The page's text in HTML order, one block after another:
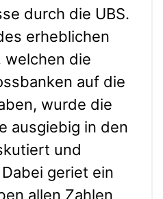
durch die UBS.
erheblichen
welchen die
auf die
wurde die
ausgiebig in den
und
geriet ein
allen Zahlen